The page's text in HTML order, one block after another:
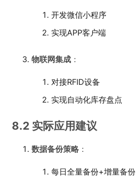
开发微信小程序
实现APP客户端
物联网集成 ：
对接RFID设备
实现自动化库存盘点
8.2 实际应用建议
数据备份策略 ：
每日全量备份+增量备份